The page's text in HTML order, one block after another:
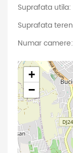
Suprafata utila:
Suprafata
Numar camere:
+
−